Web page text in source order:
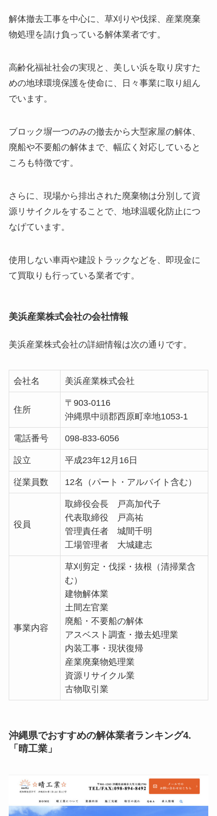
解体撤去工事を中心に、草刈りや伐採、産業廃棄
物処理を請け負っている解体業者です。
高齢化福祉社会の実現と、美しい浜を取り戻すた
めの地球環境保護を使命に、日々事業に取り組ん
でいます。
ブロック塀一つのみの撤去から大型家屋の解体、
廃船や不要船の解体まで、幅広く対応していると
ころも特徴です。
さらに、現場から排出された廃棄物は分別して資
源リサイクルをすることで、地球温暖化防止につ
なげています。
使用しない車両や建設トラックなどを、即現金に
て買取りも行っている業者です。
美浜産業株式会社の会社情報
美浜産業株式会社の詳細情報は次の通りです。
会社名 美浜産業株式会社
住所
〒903-0116
沖縄県中頭郡西原町幸地1053-1
電話番号 098-833-6056
設立 平成23年12月16日
従業員数 12名（パート・アルバイト含む）
役員
取締役会長 戸高加代子
代表取締役 戸高祐
管理責任者 城間千明
工場管理者 大城建志
事業内容
草刈剪定・伐採・抜根（清掃業含
む）
建物解体業
土間左官業
廃船・不要船の解体
アスベスト調査・撤去処理業
内装工事・現状復帰
産業廃棄物処理業
資源リサイクル業
古物取引業
沖縄県でおすすめの解体業者ランキング4.
「晴工業」